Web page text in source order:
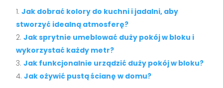
Jak dobrać kolory do kuchni i jadalni, aby
stworzyć idealną atmosferę?
Jak sprytnie umeblować duży pokój w bloku i
wykorzystać każdy metr?
Jak funkcjonalnie urządzić duży pokój w bloku?
Jak ożywić pustą ścianę w domu?